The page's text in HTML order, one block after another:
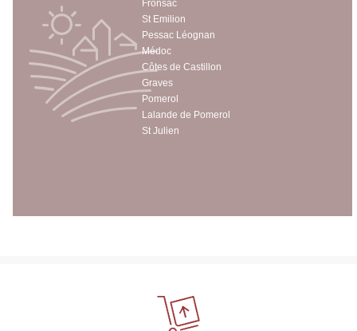
Fronsac
St Emilion
Pessac Léognan
Médoc
Côtes de Castillon
Graves
Pomerol
Lalande de Pomerol
St Julien